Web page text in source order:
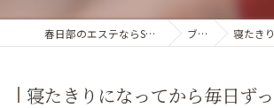
春日部のエステならSalon de gypsophile ブログ 寝たきりにな
寝たきりになってから毎日ず